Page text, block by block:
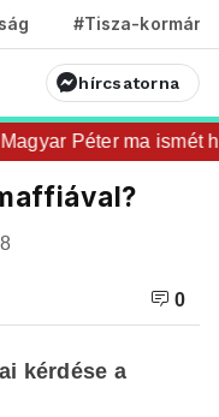
#Tisza-kormány
hírcsatorna
Péter ma ismét
0
kérdése a